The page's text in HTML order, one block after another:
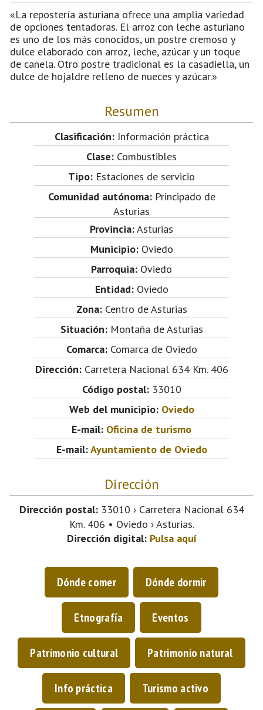
«La repostería asturiana ofrece una amplia variedad
de opciones tentadoras. El arroz con leche asturiano
es uno de los más conocidos, un postre cremoso y
dulce elaborado con arroz, leche, azúcar y un toque
de canela. Otro postre tradicional es la casadiella, un
dulce de hojaldre relleno de nueces y azúcar.»
Resumen
Clasificación:Información práctica
Clase: Combustibles
Tipo: Estaciones de servicio
Comunidad autónoma:Principado de
Asturias
Provincia:Asturias
Municipio:Oviedo
Parroquia: Oviedo
Entidad:Oviedo
Zona:Centro de Asturias
Situación:Montaña de Asturias
Comarca:Comarca de Oviedo
Dirección:Carretera Nacional 634 Km. 406
Código postal:33010
Web del municipio: Oviedo
E-mail: Oficina de turismo
E-mail:Ayuntamiento de Oviedo
Dirección
Dirección postal:33010 › Carretera Nacional 634
Km. 406 • Oviedo › Asturias.
Dirección digital: Pulsa aquí
Dónde comer Dónde dormir
Etnografía Eventos
Patrimonio cultural Patrimonio natural
Info práctica Turismo activo